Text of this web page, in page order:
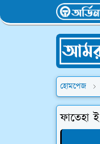
হোমপেজ
ফাতেহা